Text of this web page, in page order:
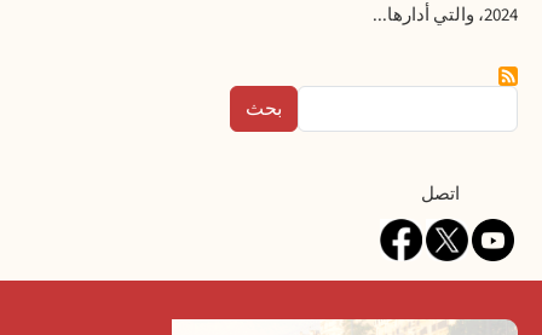
2024، والتي أدارها...
بحث
Contactاتصل